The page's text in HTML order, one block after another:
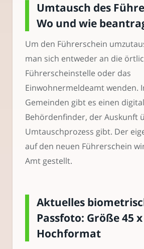
Umtausch des
Wo und wie
Um den Führerschein
man sich entweder an die
Führerscheinstelle oder das
Einwohnermeldeamt wenden.
Gemeinden gibt es einen
Behördenfinder, der Auskunft
Umtauschprozess gibt. Der
auf den neuen Führerschein
Amt gestellt.
Aktuelles
Passfoto: Größe 45
Hochformat